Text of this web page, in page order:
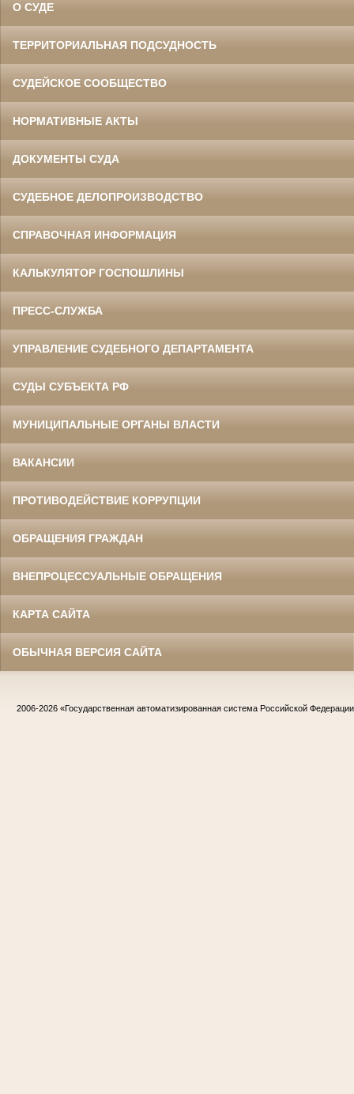
О СУДЕ
ТЕРРИТОРИАЛЬНАЯ ПОДСУДНОСТЬ
СУДЕЙСКОЕ СООБЩЕСТВО
НОРМАТИВНЫЕ АКТЫ
ДОКУМЕНТЫ СУДА
СУДЕБНОЕ ДЕЛОПРОИЗВОДСТВО
СПРАВОЧНАЯ ИНФОРМАЦИЯ
КАЛЬКУЛЯТОР ГОСПОШЛИНЫ
ПРЕСС-СЛУЖБА
УПРАВЛЕНИЕ СУДЕБНОГО ДЕПАРТАМЕНТА
СУДЫ СУБЪЕКТА РФ
МУНИЦИПАЛЬНЫЕ ОРГАНЫ ВЛАСТИ
ВАКАНСИИ
ПРОТИВОДЕЙСТВИЕ КОРРУПЦИИ
ОБРАЩЕНИЯ ГРАЖДАН
ВНЕПРОЦЕССУАЛЬНЫЕ ОБРАЩЕНИЯ
КАРТА САЙТА
ОБЫЧНАЯ ВЕРСИЯ САЙТА
2006-2026 «Государственная автоматизированная система Российской